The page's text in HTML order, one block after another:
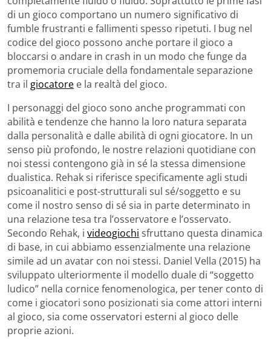
di un gioco comportano un numero significativo di
fumble frustranti e fallimenti spesso ripetuti. I bug nel
codice del gioco possono anche portare il gioco a
bloccarsi o andare in crash in un modo che funge da
promemoria cruciale della fondamentale separazione
tra il giocatore e la realtà del gioco.
I personaggi del gioco sono anche programmati con
abilità e tendenze che hanno la loro natura separata
dalla personalità e dalle abilità di ogni giocatore. In un
senso più profondo, le nostre relazioni quotidiane con
noi stessi contengono già in sé la stessa dimensione
dualistica. Rehak si riferisce specificamente agli studi
psicoanalitici e post-strutturali sul sé/soggetto e su
come il nostro senso di sé sia in parte determinato in
una relazione tesa tra l’osservatore e l’osservato.
Secondo Rehak, i videogiochi sfruttano questa dinamica
di base, in cui abbiamo essenzialmente una relazione
simile ad un avatar con noi stessi. Daniel Vella (2015) ha
sviluppato ulteriormente il modello duale di “soggetto
ludico” nella cornice fenomenologica, per tener conto di
come i giocatori sono posizionati sia come attori interni
al gioco, sia come osservatori esterni al gioco delle
proprie azioni.